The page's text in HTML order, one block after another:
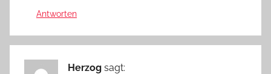
Antworten
Herzog sagt: